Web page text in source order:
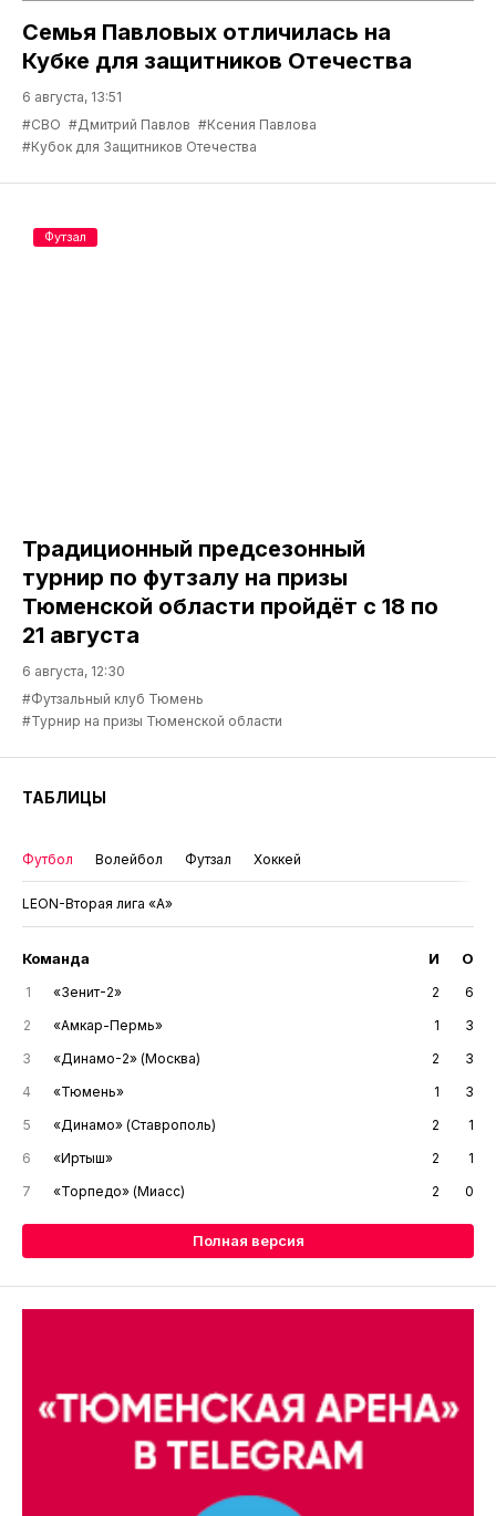
Семья Павловых отличилась на
Кубке для защитников Отечества
6 августа, 13:51
#СВО #Дмитрий Павлов #Ксения Павлова
#Кубок для Защитников Отечества
Традиционный предсезонный
турнир по футзалу на призы
Тюменской области пройдёт с 18 по
21 августа
6 августа, 12:30
#Футзальный клуб Тюмень
#Турнир на призы Тюменской области
Футзал
ТАБЛИЦЫ
Футбол Волейбол Футзал Хоккей
LEON-Вторая лига «А»
Команда И О
1 «Зенит-2» 2
6
2
«Амкар-Пермь» 1
3
3
«Динамо-2» (Москва) 2
3
4
«Тюмень» 1
3
5
«Динамо» (Ставрополь) 2
1
6
«Иртыш» 2
1
7
«Торпедо» (Миасс) 2 0
Полная версия